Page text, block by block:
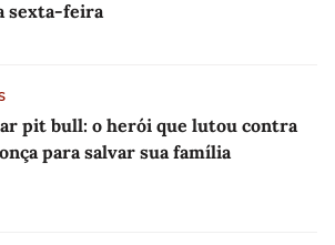
sexta-feira
pit bull: o herói que lutou contra
para salvar sua família